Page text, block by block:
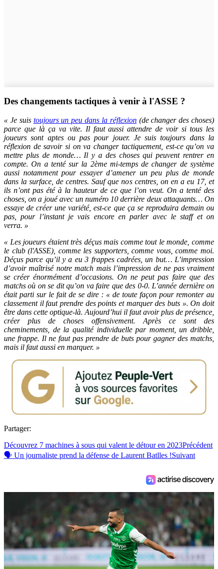
Des changements tactiques à venir à l'ASSE ?
« Je suis toujours un peu dans la réflexion(de changer des choses)
parce que là ça va vite. Il faut aussi attendre de voir si tous les
joueurs sont aptes ou pas pour jouer. Je suis toujours dans la
réflexion de savoir si on va changer tactiquement, est-ce qu’on va
mettre plus de monde… Il y a des choses qui peuvent rentrer en
compte. On a tenté sur la 2ème mi-temps de changer de système
aussi notamment pour essayer d’amener un peu plus de monde
dans la surface, de centres. Sauf que nos centres, on en a eu 17, et
ils n’ont pas été à la hauteur de ce que l’on veut. On a tenté des
choses, on a joué avec un numéro 10 derrière deux attaquants… On
essaye de créer une variété, est-ce que ça se reproduira demain ou
pas, pour l’instant je vais encore en parler avec le staff et on
verra. »
« Les joueurs étaient très déçus mais comme tout le monde, comme
le club (l'ASSE), comme les supporters, comme vous, comme moi.
Déçus parce qu’il y a eu 3 frappes cadrées, un but… L’impression
d’avoir maîtrisé notre match mais l’impression de ne pas vraiment
se créer énormément d’occasions. On ne peut pas faire que des
matchs où on se dit qu’on va faire que des 0-0. L’année dernière on
était parti sur le fait de se dire : « de toute façon pour remonter au
classement il faut prendre des points et marquer des buts ». On doit
être dans cette optique-là. Aujourd’hui il faut avoir plus de présence,
créer plus de choses offensivement. Après ce sont des
cheminements, de la qualité individuelle par moment, un dribble,
une frappe. Il ne faut pas prendre de buts pour gagner des matchs,
mais il faut aussi en marquer. »
Partager:
Découvrez 7 machines à sous qui valent le détour en 2023Précédent
🗣️ Un journaliste prend la défense de Laurent Batlles !Suivant